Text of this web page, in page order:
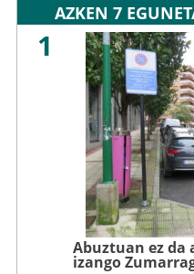
AZKEN 7
1
Abuztuan ez
izango